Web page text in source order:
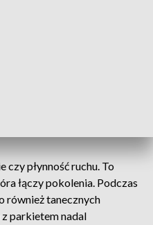
czy płynność ruchu. To
łączy pokolenia. Podczas
również tanecznych
parkietem nadal